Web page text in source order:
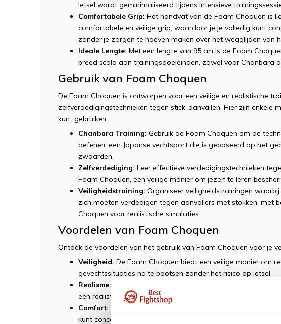
letsel wordt geminimaliseerd tijdens intensieve
Comfortabele Grip: Het handvat van de Foam Choquen is
comfortabele en veilige grip, waardoor je je volledig kunt
zonder je zorgen te hoeven maken over het wegglijden van
Ideale Lengte: Met een lengte van 95 cm is de Foam
breed scala aan trainingsdoeleinden, zowel voor Chanbara
Gebruik van Foam Choquen
De Foam Choquen is ontworpen voor een veilige en realistische
zelfverdedigingstechnieken tegen stick-aanvallen. Hier zijn enkele
kunt gebruiken:
Chanbara Training: Gebruik de Foam Choquen om de
oefenen, een Japanse vechtsport die is gebaseerd op het
zwaarden.
Zelfverdediging: Leer effectieve verdedigingstechnieken
Foam Choquen, een veilige manier om jezelf te leren
Veiligheidstraining: Organiseer veiligheidstrainingen
zich moeten verdedigen tegen aanvallers met stokken, met
Choquen voor realistische simulaties.
Voordelen van Foam Choquen
Ontdek de voordelen van het gebruik van Foam Choquen voor je
Veiligheid: De Foam Choquen biedt een veilige manier om
gevechtssituaties na te bootsen zonder het risico op letsel.
Realisme:
een realistische trainingservaring die de echte
Comfort:
kunt concentreren op je training zonder afgeleid te worden